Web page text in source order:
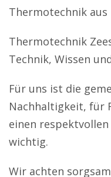
Thermotechnik
Thermotechnik
Technik, Wissen
Für uns ist die
Nachhaltigkeit, für
einen
wichtig.
Wir achten